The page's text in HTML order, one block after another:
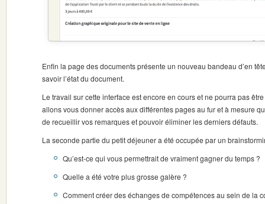
Enfin la page des documents présente un nouveau bandeau d’en
savoir l’état du document.
Le travail sur cette interface est encore en cours et ne pourra pas
allons vous donner accès aux différentes pages au fur et à mesure
de recueillir vos remarques et pouvoir éliminer les derniers défauts.
La seconde partie du petit déjeuner a été occupée par un
Qu’est-ce qui vous permettrait de vraiment gagner du temps ?
Quelle a été votre plus grosse galère ?
Comment créer des échanges de compétences au sein de la